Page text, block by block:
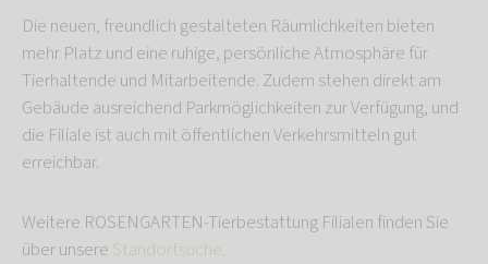
Die neuen, freundlich gestalteten Räumlichkeiten bieten
mehr Platz und eine ruhige, persönliche Atmosphäre für
Tierhaltende und Mitarbeitende. Zudem stehen direkt am
Gebäude ausreichend Parkmöglichkeiten zur Verfügung, und
die Filiale ist auch mit öffentlichen Verkehrsmitteln gut
erreichbar.
Weitere ROSENGARTEN-Tierbestattung Filialen finden Sie
über unsere Standortsuche.